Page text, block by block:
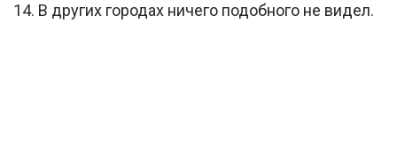
14. В других городах ничего подобного не видел.